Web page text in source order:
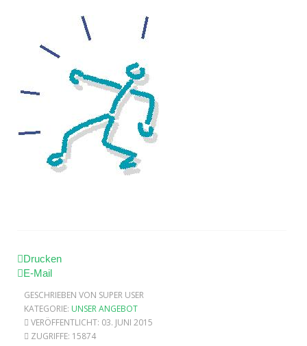
Drucken
E-Mail
GESCHRIEBEN VON SUPER USER
KATEGORIE: UNSER ANGEBOT
VERÖFFENTLICHT: 03. JUNI 2015
ZUGRIFFE: 15874